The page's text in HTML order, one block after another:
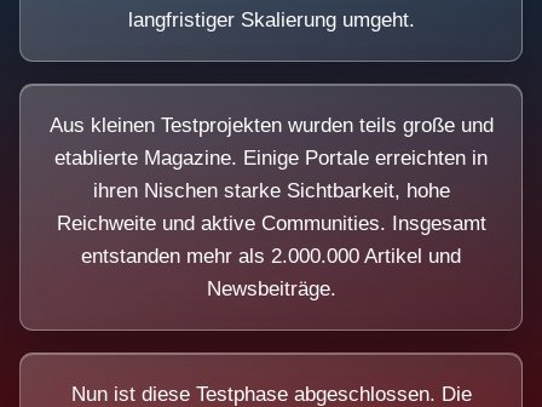
langfristiger Skalierung umgeht.
Aus kleinen Testprojekten wurden teils große und
etablierte Magazine. Einige Portale erreichten in
ihren Nischen starke Sichtbarkeit, hohe
Reichweite und aktive Communities. Insgesamt
entstanden mehr als 2.000.000 Artikel und
Newsbeiträge.
Nun ist diese Testphase abgeschlossen. Die